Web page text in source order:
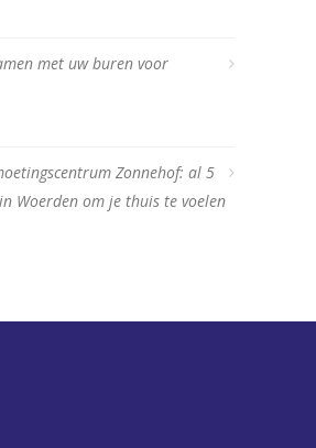
met uw buren voor
Zonnehof: al 5
Woerden om je thuis te voelen